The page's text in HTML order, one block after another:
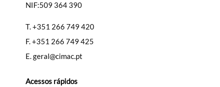
NIF:509 364 390
T.+351 266 749 420
F.+351 266 749 425
E.geral@cimac.pt
Acessos rápidos